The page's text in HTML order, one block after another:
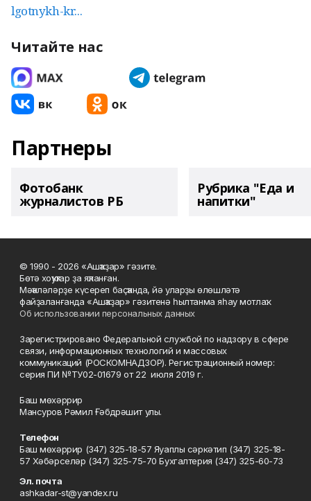
lgotnykh-kr...
Читайте нас
Партнеры
Фотобанк
журналистов РБ
Рубрика "Еда и
напитки"
© 1990 - 2026 «Ашҡаҙар» гәзите.
Бөтә хоҡуҡтар ҙа яҡланған.
Мәҡәләләрҙе күсереп баҫҡанда, йә уларҙы өлөшләтә
файҙаланғанда «Ашҡаҙар» гәзитенә һылтанма яһау мотлаҡ.
Об использовании персональных данных
Зарегистрировано Федеральной службой по надзору в сфере
связи, информационных технологий и массовых
коммуникаций (РОСКОМНАДЗОР). Регистрационный номер:
серия ПИ №ТУ02-01679 от 22 июля 2019 г.
Баш мөхәррир
Мансуров Рәмил Ғәбдрәшит улы.
Телефон
Баш мөхәррир (347) 325-18-57 Яуаплы сәркәтип (347) 325-18-
57 Хәбәрселәр (347) 325-75-70 Бухгалтерия (347) 325-60-73
Эл. почта
ashkadar-st@yandex.ru